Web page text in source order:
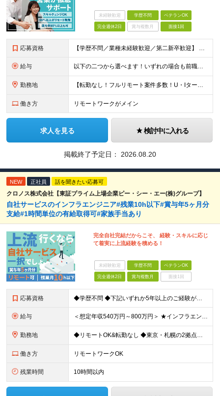
未経験歓迎 学歴不問 ベテランOK
完全週休2日 賞与複数月 面接1回
応募資格 【学歴不問／業種未経験歓迎／第二新卒歓迎】 ■IT・システムエンジニアの実務経験をお持ちの方※工程や使用言語、経験年数は不問 ◎転職回数は不問 ＼下記のような方にオススメ／ ・安定した収入を得たい方
給与 以下の二つから選べます！いずれの場合も前職の給与を考盛し給与シミュレーションを作成します。 【プロセス型（コツコツ給与を上げたい方向け）】 ■月給25万円～50万円 ※年齢や社歴、仕事の取り組み姿勢
勤務地 【転勤なし！フルリモート案件多数！U・Iターン歓迎】 一都三県を中心に豊富な案件を保有しております！ 東京・愛知・大阪・広島・福岡・新潟の 各プロジェクト先または自社拠点 ※勤務地は希望を考慮します
働き方 リモートワークがメイン
求人を見る 検討中に入れる
掲載終了予定日： 2026.08.20
NEW 正社員 話を聞きたい応募可
クロノス株式会社【東証プライム上場企業ピー・シー・エー(株)グループ】
自社サービスのインフラエンジニア#残業10h以下#賞与年5ヶ月分
支給#1時間単位の有給取得可#家族手当あり
完全自社完結だからこそ、 経験・スキルに応じ
て着実に上流経験を積める！
未経験歓迎 学歴不問 ベテランOK
完全週休2日 賞与複数月 面接1回
応募資格 ◆学歴不問 ◆下記いずれか5年以上のご経験がある方 AWS、インフラ設計、インフラ構築 ＼こんな方も大歓迎／ ・自動化や標準化を推進することが好きな方 ・インフラアーキテクトやSREを目指したい方
給与 ＜想定年収540万円～800万円＞ ★インフラエンジニアの場合は想定年収【540万～800万円】ほどとなります。 【東京都】 ◆月給：33.4万円～＋賞与年2回（賞与支給実績5ヶ月分）＋残業代全額支
勤務地 ◆リモートOK&転勤なし ◆東京・札幌の2拠点で募集中 【東京本社】 東京都千代田区神田練塀町300 住友不動産秋葉原駅前ビル17F 【札幌開発センター】 北海道札幌市北区北7条西4-5-1 伊藤
働き方 リモートワークOK
残業時間 10時間以内